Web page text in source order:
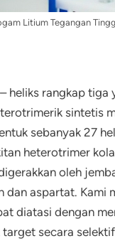
Litium Tegangan
heliks rangkap
sintetis
sebanyak 27
heterotrimer
oleh
aspartat. Kami
diatasi dengan
secara